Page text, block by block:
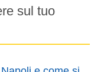
sul tuo